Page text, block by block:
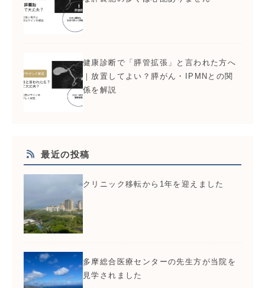
健康診断で「膵管拡張」と言われた方へ
｜放置してよい？膵がん・IPMNとの関
係を解説
最近の投稿
クリニック移転から1年を迎えました
多摩総合医療センターの先生方が当院を
見学されました